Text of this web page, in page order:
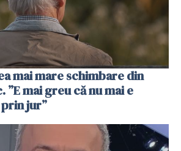
mai mare schimbare din
”E mai greu că nu mai e
jur”